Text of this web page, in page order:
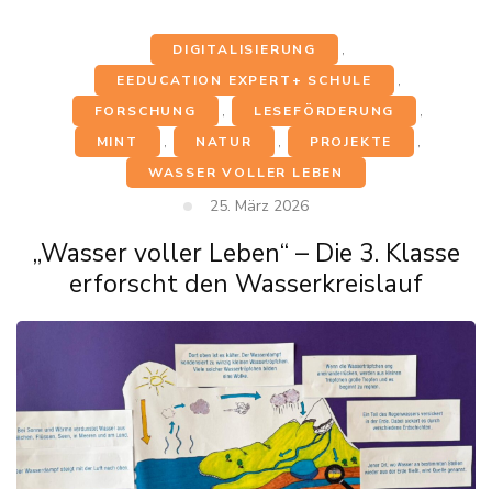
DIGITALISIERUNG
,
EEDUCATION EXPERT+ SCHULE
,
FORSCHUNG
, LESEFÖRDERUNG
,
MINT
, NATUR , PROJEKTE
,
WASSER VOLLER LEBEN
25. März 2026
„Wasser voller Leben“ – Die 3. Klasse
erforscht den Wasserkreislauf